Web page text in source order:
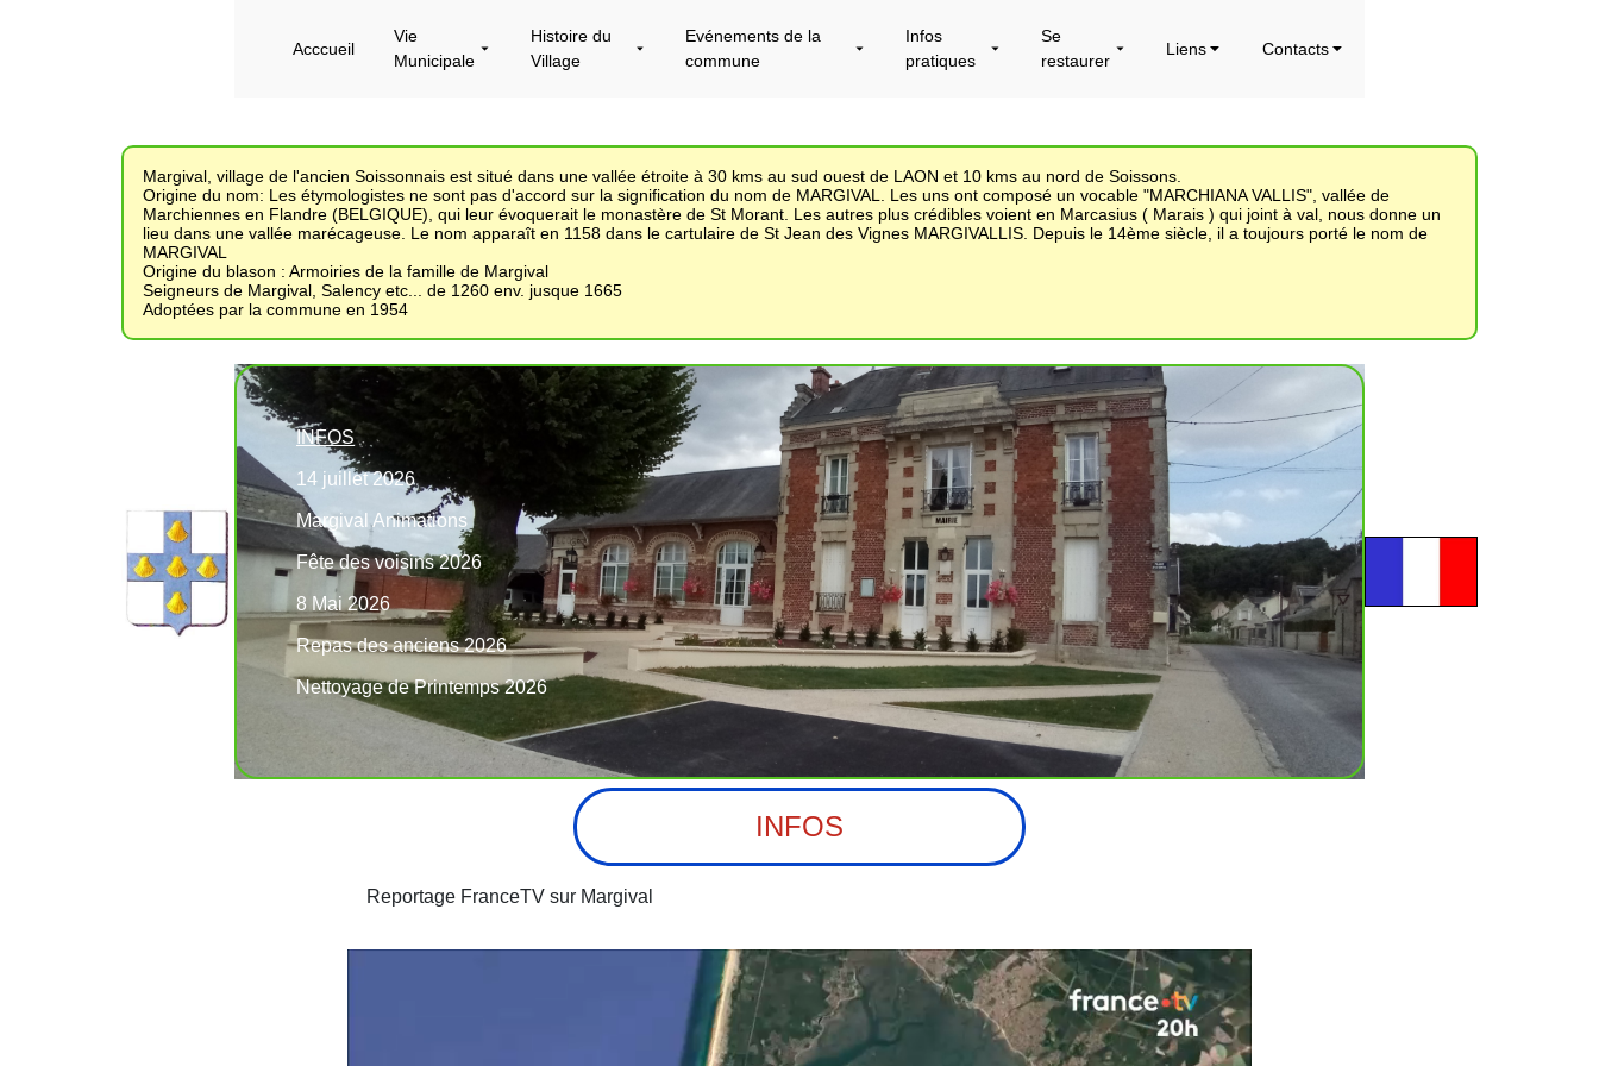
Acccueil
Vie
Municipale
Histoire du
Village
Evénements de la
commune
Infos
pratiques
Se
restaurer
Liens Contacts
Margival, village de l'ancien Soissonnais est situé dans une vallée étroite à 30 kms au sud ouest de LAON et 10 kms au nord de Soissons.
Origine du nom: Les étymologistes ne sont pas d'accord sur la signification du nom de MARGIVAL. Les uns ont composé un vocable "MARCHIANA VALLIS", vallée de
Marchiennes en Flandre (BELGIQUE), qui leur évoquerait le monastère de St Morant. Les autres plus crédibles voient en Marcasius ( Marais ) qui joint à val, nous donne un
lieu dans une vallée marécageuse. Le nom apparaît en 1158 dans le cartulaire de St Jean des Vignes MARGIVALLIS. Depuis le 14ème siècle, il a toujours porté le nom de
MARGIVAL
Origine du blason : Armoiries de la famille de Margival
Seigneurs de Margival, Salency etc... de 1260 env. jusque 1665
Adoptées par la commune en 1954
INFOS
14 juillet 2026
Margival Animations
Fête des voisins 2026
8 Mai 2026
Repas des anciens 2026
Nettoyage de Printemps 2026
INFOS
Reportage FranceTV sur Margival